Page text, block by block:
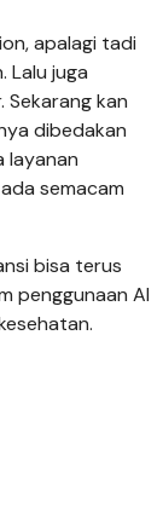
apalagi tadi
Lalu juga
Sekarang kan
dibedakan
layanan
semacam
bisa terus
penggunaan AI